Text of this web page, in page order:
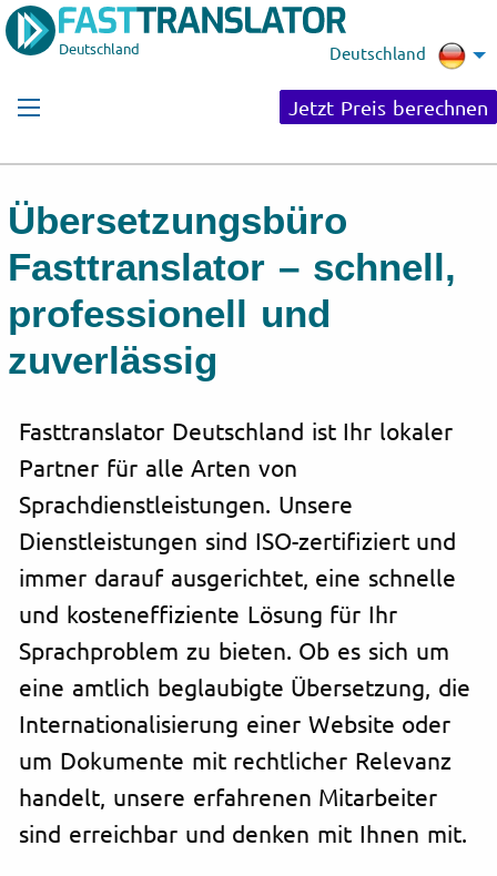
Deutschland Deutschland
Jetzt Preis berechnen
Übersetzungsbüro
Fasttranslator – schnell,
professionell und
zuverlässig
Fasttranslator Deutschland ist Ihr lokaler
Partner für alle Arten von
Sprachdienstleistungen. Unsere
Dienstleistungen sind ISO-zertifiziert und
immer darauf ausgerichtet, eine schnelle
und kosteneffiziente Lösung für Ihr
Sprachproblem zu bieten. Ob es sich um
eine amtlich beglaubigte Übersetzung, die
Internationalisierung einer Website oder
um Dokumente mit rechtlicher Relevanz
handelt, unsere erfahrenen Mitarbeiter
sind erreichbar und denken mit Ihnen mit.